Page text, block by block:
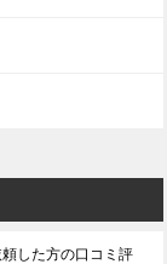
した方の口コミ評